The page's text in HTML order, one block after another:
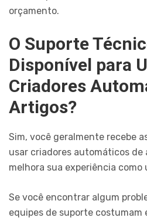
orçamento.
O Suporte
Disponível para
Criadores
Artigos?
Sim, você geralmente recebe
usar criadores automáticos
melhora sua experiência como
Se você encontrar algum
equipes de suporte costumam